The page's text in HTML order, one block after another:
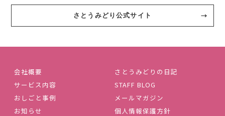
さとうみどり公式サイト
会社概要
サービス内容
おしごと事例
お知らせ
さとうみどりの日記
STAFF BLOG
メールマガジン
個人情報保護方針